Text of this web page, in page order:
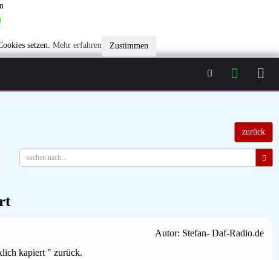
setzen. Mehr erfahren Zustimmen
zurück
Autor: Stefan- Daf-Radio.de
kapiert " zurück.